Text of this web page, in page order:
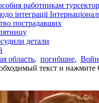
работникам
інтеграції
пострадавших
детали
область, погибшие,
текст и